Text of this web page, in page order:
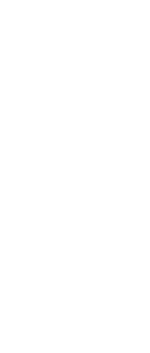
めのペーパーロールから掃除
の使いやすさと見た目のす
す。
生活感が出やすい」を、すっ
器のすき間やカウンター下に
タイプなので、狭いトイレで
品、ストック類をまとめて
できる専用ラック付き。
る印象をキープできます。
ができるので、背の高いボ
ッと動かせて床のお手入れ
ともでき、実用品でありなが
ンルーム収納としても活躍し
心地も妥協したくない方にお